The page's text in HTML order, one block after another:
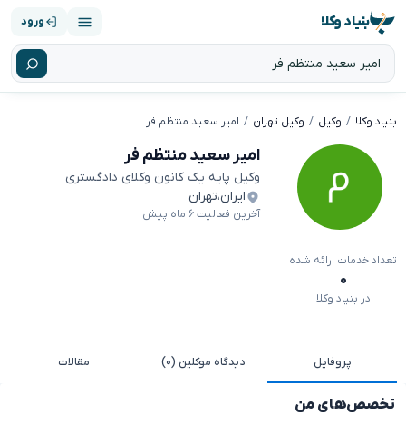
بنیاد وکلا ورود
بنیاد وکلا وکیل وکیل تهران امیر سعید منتظم فر
امیر سعید منتظم فر
وکیل پایه یک کانون وکلای دادگستری
ایران،تهران
آخرین فعالیت ۶ ماه پیش
تعداد خدمات ارائه شده
۰
در بنیاد وکلا
پروفایل دیدگاه موکلین (۰) مقالات
تخصص‌های من